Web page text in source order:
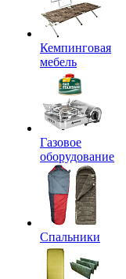
Кемпинговая
мебель
Газовое
оборудование
Спальники